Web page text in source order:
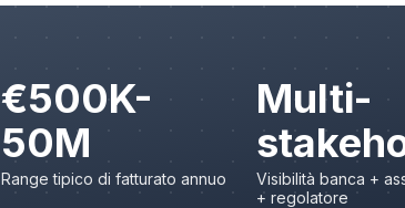
€500K-
50M
Range tipico di fatturato annuo
Multi-
Visibilità banca +
+ regolatore